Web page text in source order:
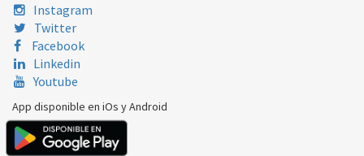
Instagram
Twitter
Facebook
Linkedin
Youtube
App disponible en iOs y Android